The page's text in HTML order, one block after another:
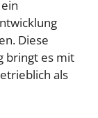
Diese
bringt es mit
als